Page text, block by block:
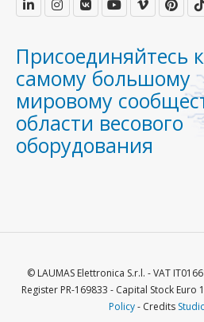
Присоединяйтесь к
самому большому
мировому
области весового
оборудования
© LAUMAS Elettronica S.r.l. - VAT
Register PR-169833 - Capital Stock Euro
Policy- Credits